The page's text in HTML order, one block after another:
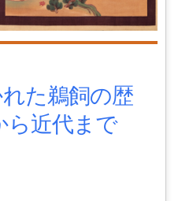
た鵜飼の歴
近代まで